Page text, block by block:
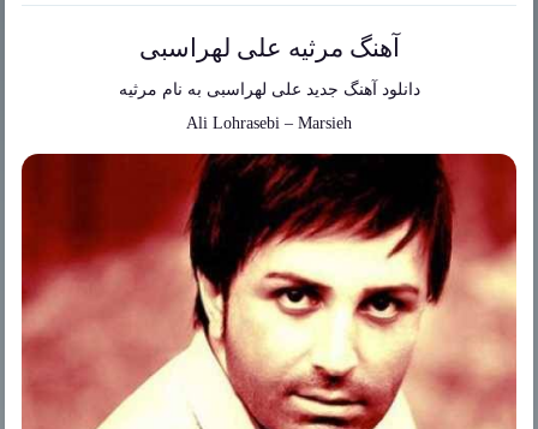
آهنگ مرثیه علی لهراسبی
دانلود آهنگ جدید علی لهراسبی به نام مرثیه
Ali Lohrasebi – Marsieh